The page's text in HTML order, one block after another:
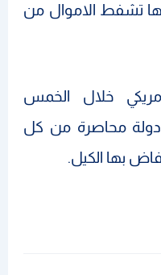
تشفط الاموال من
خلال الخمس
دولة محاصرة من كل
بها الكيل.